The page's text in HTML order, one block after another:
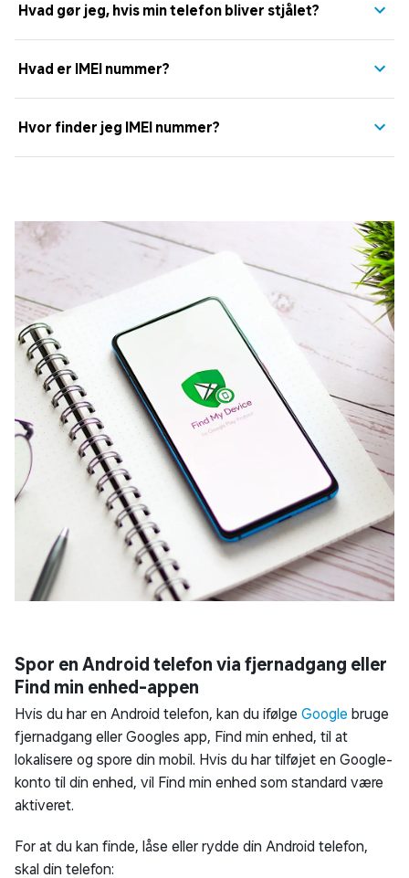
Hvad gør jeg, hvis min telefon bliver stjålet?
Hvad er IMEI nummer?
Hvor finder jeg IMEI nummer?
Spor en Android telefon via fjernadgang eller
Find min enhed-appen
Hvis du har en Android telefon, kan du ifølge Google bruge
fjernadgang eller Googles app, Find min enhed, til at
lokalisere og spore din mobil. Hvis du har tilføjet en Google-
konto til din enhed, vil Find min enhed som standard være
aktiveret.
For at du kan finde, låse eller rydde din Android telefon,
skal din telefon: